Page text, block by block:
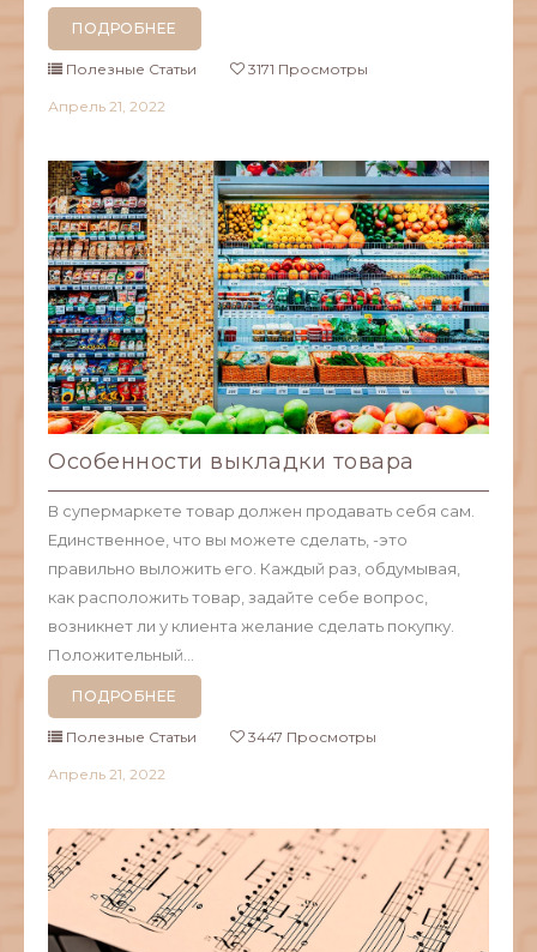
ПОДРОБНЕЕ
Полезные Статьи 3171 Просмотры
Апрель 21, 2022
Особенности выкладки товара
В супермаркете товар должен продавать себя сам.
Единственное, что вы можете сделать, -это
правильно выложить его. Каждый раз, обдумывая,
как расположить товар, задайте себе вопрос,
возникнет ли у клиента желание сделать покупку.
Положительный...
ПОДРОБНЕЕ
Полезные Статьи 3447 Просмотры
Апрель 21, 2022